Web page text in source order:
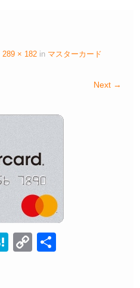
289 × 182 in マスターカード
Next →
H
C